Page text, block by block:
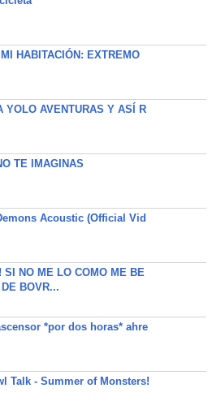
HABITACIÓN: EXTREMO
YOLO AVENTURAS Y ASÍ R
TE IMAGINAS
Acoustic (Official Vid
NO ME LO COMO ME BE
BOVR...
*por dos horas* ahre
Talk - Summer of Monsters!